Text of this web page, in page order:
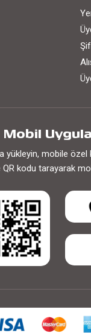
Mobil
yükleyin, mobile özel
kodu tarayarak